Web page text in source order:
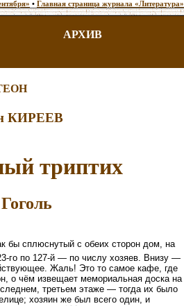
• Главная страница журнала «Литература»
АРХИВ
КИРЕЕВ
триптих
бы сплюснутый с обеих сторон дом, на
го по 127-й — по числу хозяев. Внизу —
Жаль! Это то самое кафе, где
о чём извещает мемориальная доска на
третьем этаже — тогда их было
хозяин же был всего один, и